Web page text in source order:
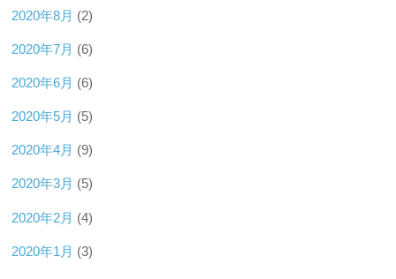
2020年8月 (2)
2020年7月 (6)
2020年6月 (6)
2020年5月 (5)
2020年4月 (9)
2020年3月 (5)
2020年2月 (4)
2020年1月 (3)